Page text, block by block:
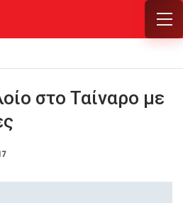
στο Ταίναρο με